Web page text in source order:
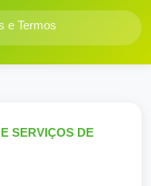
e Termos
SERVIÇOS DE